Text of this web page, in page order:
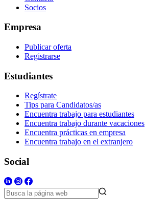
Socios
Empresa
Publicar oferta
Registrarse
Estudiantes
Regístrate
Tips para Candidatos/as
Encuentra trabajo para estudiantes
Encuentra trabajo durante vacaciones
Encuentra prácticas en empresa
Encuentra trabajo en el extranjero
Social